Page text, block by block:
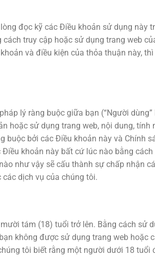
đọc kỹ các Điều khoản sử dụng này
truy cập hoặc sử dụng trang web
và điều kiện của thỏa thuận này,
lý ràng buộc giữa bạn (“Người dùng”
hoặc sử dụng trang web, nội dung,
bởi các Điều khoản này và Chính
khoản này bất cứ lúc nào bằng
như vậy sẽ cấu thành sự chấp nhận
dịch vụ của chúng tôi.
tám (18) tuổi trở lên. Bằng cách sử
không được sử dụng trang web hoặc
tôi biết rằng một người dưới 18 tuổi